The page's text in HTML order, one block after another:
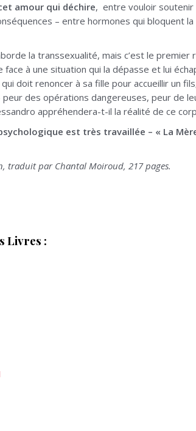
amour qui déchire, entre vouloir soutenir
– entre hormones qui bloquent
la transsexualité, mais c’est le
face à une situation qui la dépasse et lui
doit renoncer à sa fille pour accueillir un
des opérations dangereuses, peur de
appréhendera-t-il la réalité de ce
est très travaillée – « La
traduit par Chantal Moiroud, 217 pages.
Livres :